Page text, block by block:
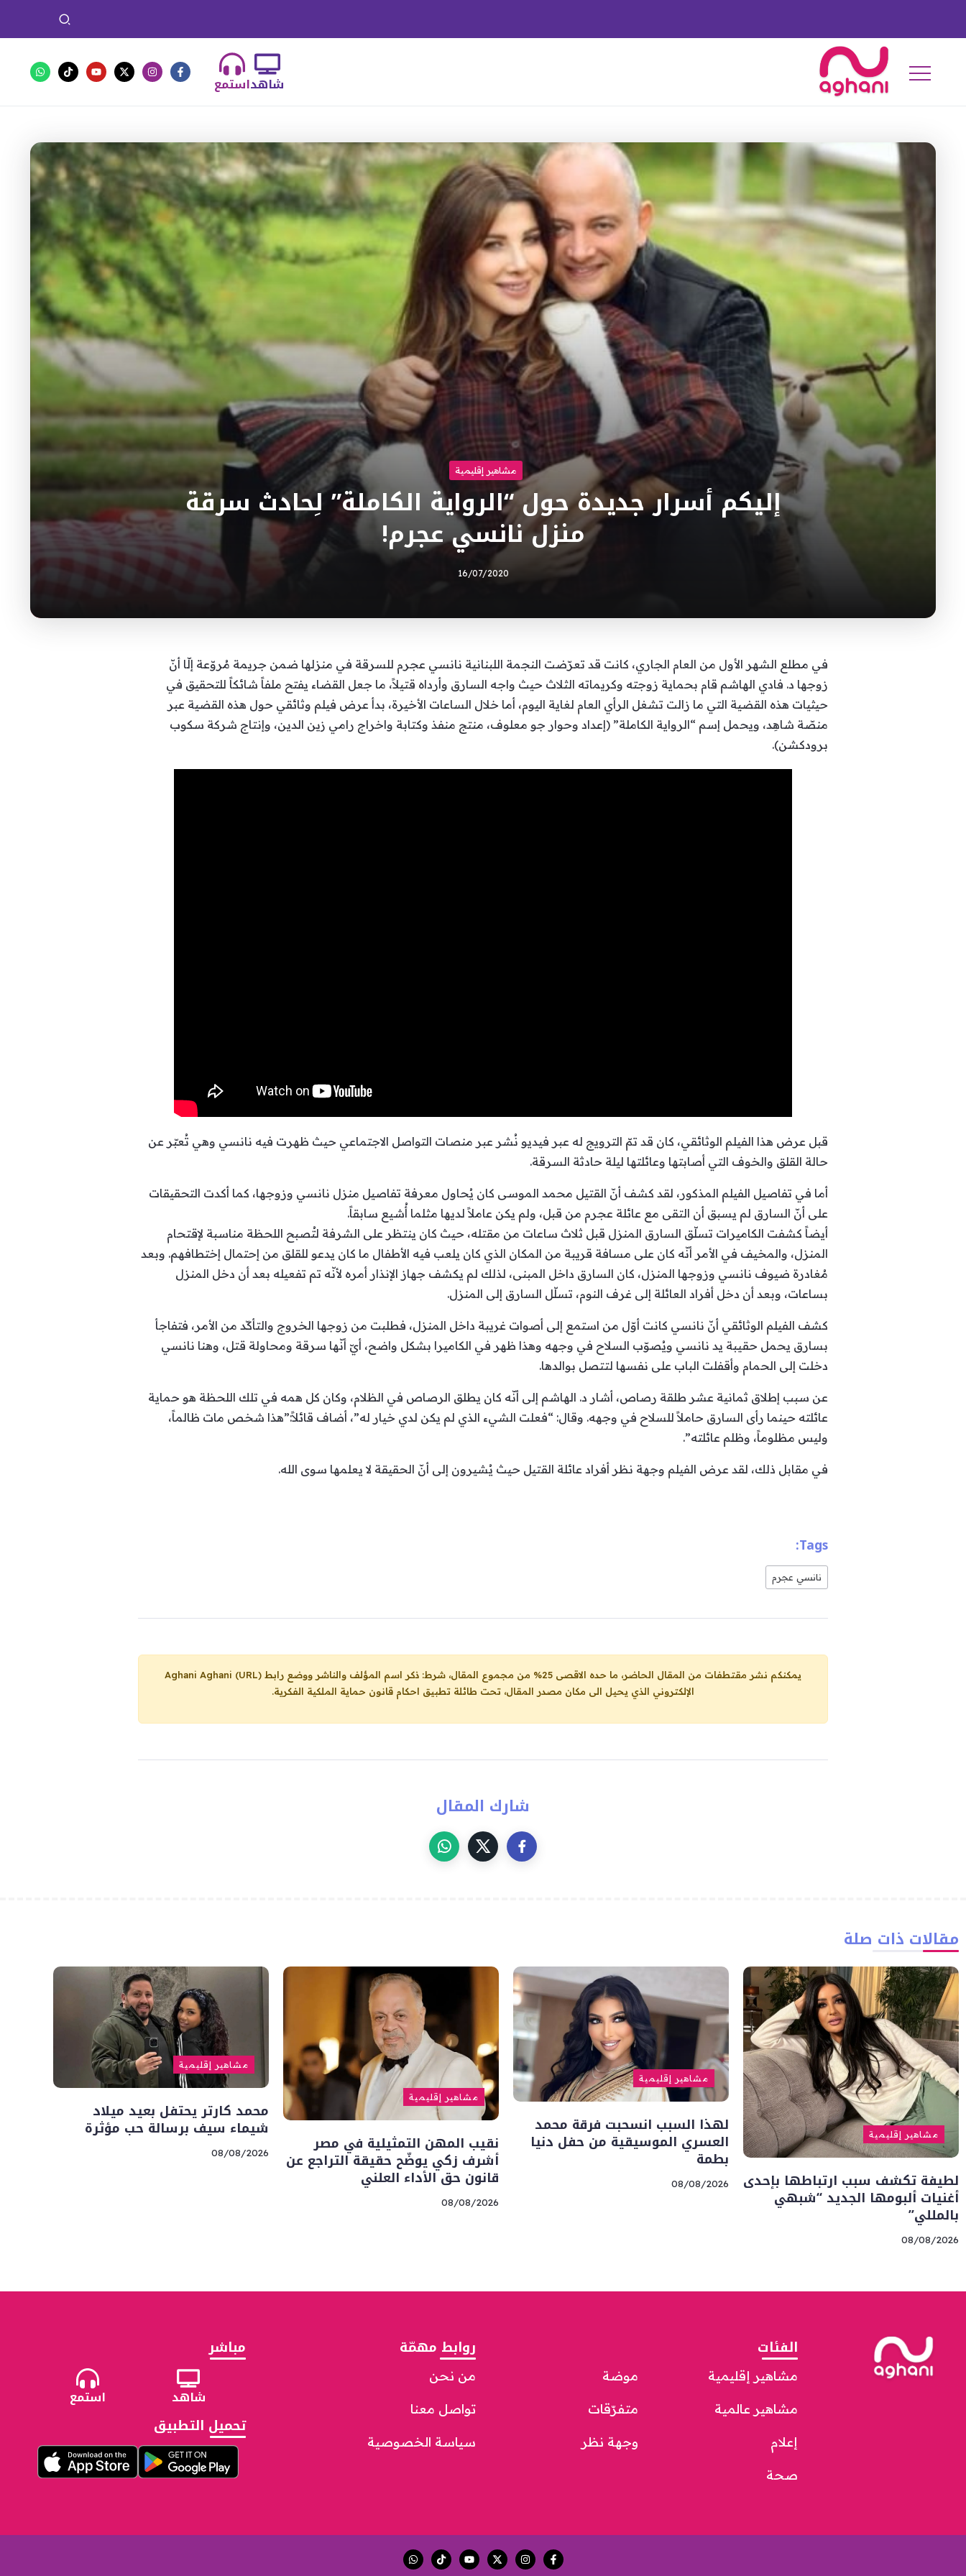
استمعشاهد
مشاهير إقليمية
إليكم أسرار جديدة حول “الرواية الكاملة” لِحادث سرقة
منزل نانسي عجرم!
16/07/2020
في مطلع الشهر الأول من العام الجاري، كانت قد تعرّضت النجمة اللبنانية نانسي عجرم للسرقة في منزلها ضمن جريمة مُروّعة إلّا أنّ
زوجها د. فادي الهاشم قام بحماية زوجته وكريماته الثلاث حيث واجه السارق وأرداه قتيلاً، ما جعل القضاء يفتح ملفاً شائكاً للتحقيق في
حيثيات هذه القضية التي ما زالت تشغل الرأي العام لغاية اليوم، أما خلال الساعات الأخيرة، بدأ عرض فيلم وثائقي حول هذه القضية عبر
منصّة شاهِد، ويحمل إسم “الرواية الكاملة” (إعداد وحوار جو معلوف، منتج منفذ وكتابة واخراج رامي زين الدين، وإنتاج شركة سكوب
برودكشن).
قبل عرض هذا الفيلم الوثائقي، كان قد تمّ الترويج له عبر فيديو نُشر عبر منصات التواصل الاجتماعي حيث ظهرت فيه نانسي وهي تُعبّر عن
حالة القلق والخوف التي أصابتها وعائلتها ليلة حادثة السرقة.
أما في تفاصيل الفيلم المذكور، لقد كشف أنّ القتيل محمد الموسى كان يُحاول معرفة تفاصيل منزل نانسي وزوجها، كما أكدت التحقيقات
على أنّ السارق لم يسبق أن التقى مع عائلة عجرم من قبل، ولم يكن عاملاً لديها مثلما أُشيع سابقاً.
أيضاً كشفت الكاميرات تسلّق السارق المنزل قبل ثلاث ساعات من مقتله، حيث كان ينتظر على الشرفة لتُصبح اللحظة مناسبة لإقتحام
المنزل، والمخيف في الأمر أنّه كان على مسافة قريبة من المكان الذي كان يلعب فيه الأطفال ما كان يدعو للقلق من إحتمال إختطافهم. وبعد
مُغادرة ضيوف نانسي وزوجها المنزل، كان السارق داخل المبنى، لذلك لم يكشف جهاز الإنذار أمره لأنّه تم تفعيله بعد أن دخل المنزل
بساعات، وبعد أن دخل أفراد العائلة إلى غرف النوم، تسلّل السارق إلى المنزل.
كشف الفيلم الوثائقي أنّ نانسي كانت أوّل من استمع إلى أصوات غريبة داخل المنزل، فطلبت من زوجها الخروج والتأكّد من الأمر، فتفاجأ
بسارق يحمل حقيبة يد نانسي ويُصوّب السلاح في وجهه وهذا ظهر في الكاميرا بشكل واضح، أيّ أنّها سرقة ومحاولة قتل، وهنا نانسي
دخلت إلى الحمام وأقفلت الباب على نفسها لتتصل بوالدها.
عن سبب إطلاق ثمانية عشر طلقة رصاص، أشار د. الهاشم إلى أنّه كان يطلق الرصاص في الظلام، وكان كل همه في تلك اللحظة هو حماية
عائلته حينما رأى السارق حاملاً للسلاح في وجهه. وقال: “فعلت الشيء الذي لم يكن لدي خيار له”، أضاف قائلاً:”هذا شخص مات ظالماً،
وليس مظلوماً، وظلم عائلته”.
في مقابل ذلك، لقد عرض الفيلم وجهة نظر أفراد عائلة القتيل حيث يُشيرون إلى أنّ الحقيقة لا يعلمها سوى الله.
Tags:
نانسي عجرم
يمكنكم نشر مقتطفات من المقال الحاضر، ما حده الاقصى 25% من مجموع المقال، شرط: ذكر اسم المؤلف والناشر ووضع رابط
Aghani Aghani (URL)
الإلكتروني الذي يحيل الى مكان مصدر المقال، تحت طائلة تطبيق احكام قانون حماية الملكية الفكرية.
شارك المقال
مقالات ذات صلة
مشاهير إقليمية
لطيفة تكشف سبب ارتباطها بإحدى
أغنيات ألبومها الجديد “شبهي
بالمللي”
08/08/2026
مشاهير إقليمية
لهذا السبب انسحبت فرقة محمد
العسري الموسيقية من حفل دنيا
بطمة
08/08/2026
مشاهير إقليمية
نقيب المهن التمثيلية في مصر
أشرف زكي يوضّح حقيقة التراجع عن
قانون حق الأداء العلني
08/08/2026
مشاهير إقليمية
محمد كارتر يحتفل بعيد ميلاد
شيماء سيف برسالة حب مؤثرة
08/08/2026
الفئات
مشاهير إقليمية
مشاهير عالمية
إعلام
صحة
موضة
متفرّقات
وجهة نظر
روابط مهمّة
من نحن
تواصل معنا
سياسة الخصوصية
مباشر
شاهد استمع
تحميل التطبيق